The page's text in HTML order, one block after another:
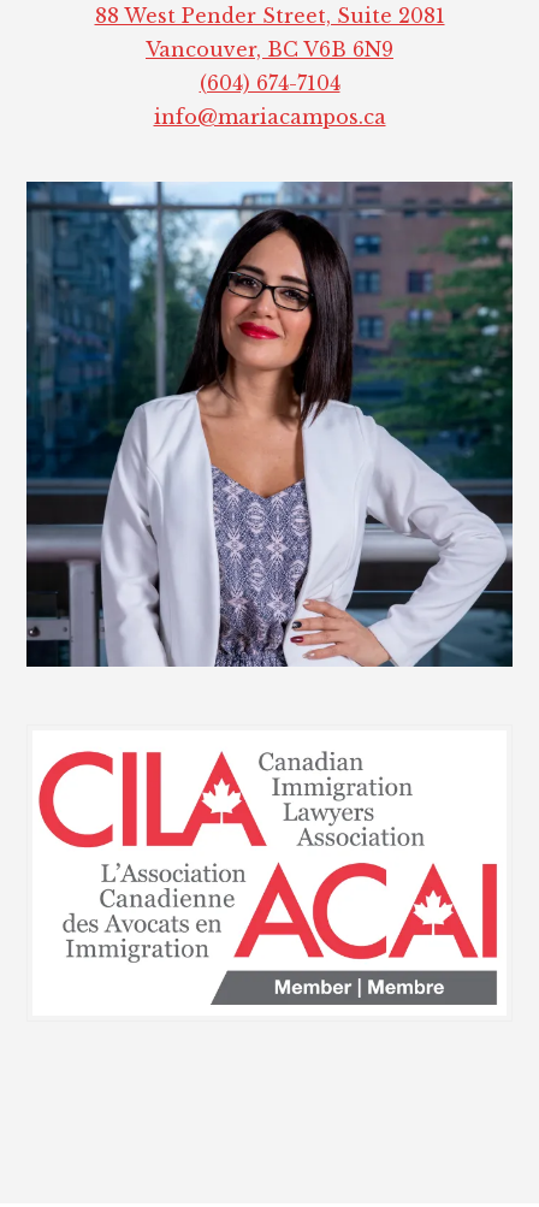
88 West Pender Street, Suite 2081
Vancouver, BC V6B 6N9
(604) 674-7104
info@mariacampos.ca